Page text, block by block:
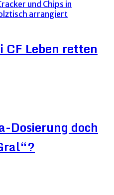
CF Leben retten
doch